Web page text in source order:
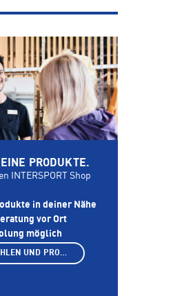
PRODUKTE.
INTERSPORT Shop
in deiner Nähe
vor Ort
möglich
SHOP AUSWÄHLEN UND PRODUKTE ANZEIGEN